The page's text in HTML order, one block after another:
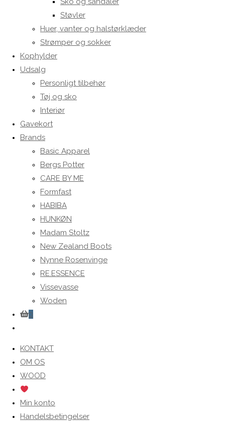
Støvler
Huer, vanter og halstørklæder
Strømper og sokker
Kophylder
Udsalg
Personligt tilbehør
Tøj og sko
Interiør
Gavekort
Brands
Basic Apparel
Bergs Potter
CARE BY ME
Formfast
HABIBA
HUNKØN
Madam Stoltz
New Zealand Boots
Nynne Rosenvinge
RE.ESSENCE
Vissevasse
Woden
0
search
KONTAKT
OM OS
WOOD
Min konto
Handelsbetingelser